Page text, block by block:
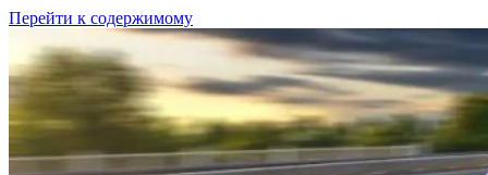
Перейти к содержимому